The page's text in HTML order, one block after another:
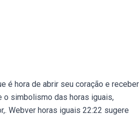
é hora de abrir seu coração e
o simbolismo das horas iguais,
Webver horas iguais 22:22 sugere